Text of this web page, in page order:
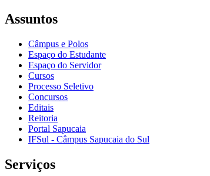
Assuntos
Câmpus e Polos
Espaço do Estudante
Espaço do Servidor
Cursos
Processo Seletivo
Concursos
Editais
Reitoria
Portal Sapucaia
IFSul - Câmpus Sapucaia do Sul
Serviços